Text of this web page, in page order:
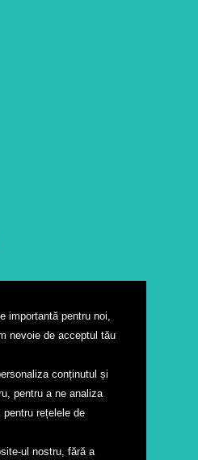
importantă pentru noi,
nevoie de acceptul tău
conținutul și
pentru a ne analiza
rețelele de
ul nostru, fără a